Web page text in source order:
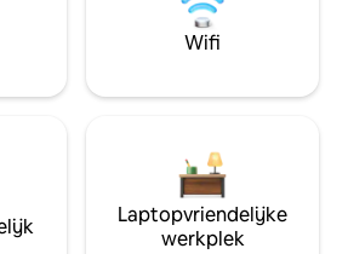
Wifi
Laptopvriendelijke
werkplek